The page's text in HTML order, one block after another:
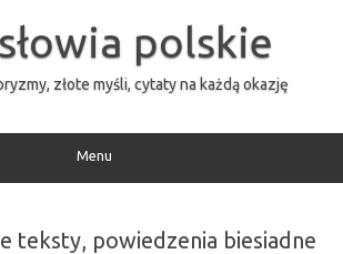
polskie
złote myśli, cytaty na każdą okazję
Menu
teksty, powiedzenia biesiadne